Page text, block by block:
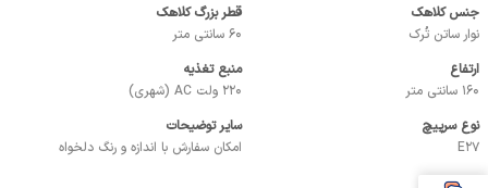
جنس کلاهک
نوار ساتن تُرک
قطر بزرگ کلاهک
60 سانتی متر
ارتفاع
160 سانتی متر
منبع تغذیه
220 ولت AC (شهری)
نوع سرپیچ
E27
سایر توضیحات
امکان سفارش با اندازه و رنگ دلخواه